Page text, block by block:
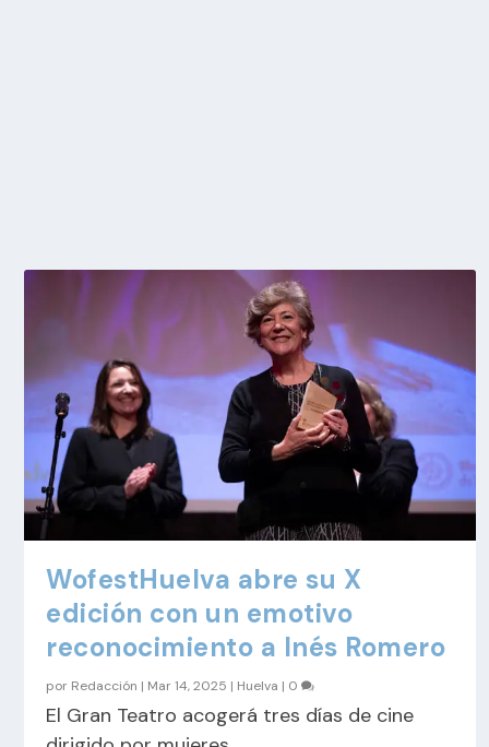
WofestHuelva abre su X
edición con un emotivo
reconocimiento a Inés Romero
por Redacción | Mar 14, 2025 | Huelva | 0
El Gran Teatro acogerá tres días de cine